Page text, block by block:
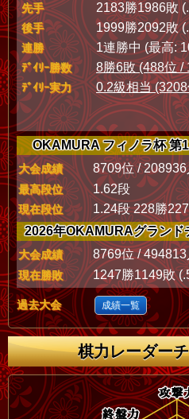
先手 2183勝1986敗
後手 1999勝2092敗
連勝 1連勝中 (最高:
ﾃﾞｲﾘｰ勝数 8勝6敗 (488位 /
ﾃﾞｲﾘｰ実力 0.2級相当
OKAMURA フィノラ杯 第
大会成績 8709位 /
最高段位 1.62段
現在段位
1.24段 228勝
2026年OKAMURAグランド
大会成績 8769位 /
現在勝敗 1247勝1149敗
過去大会 成績一覧
棋力レーダー